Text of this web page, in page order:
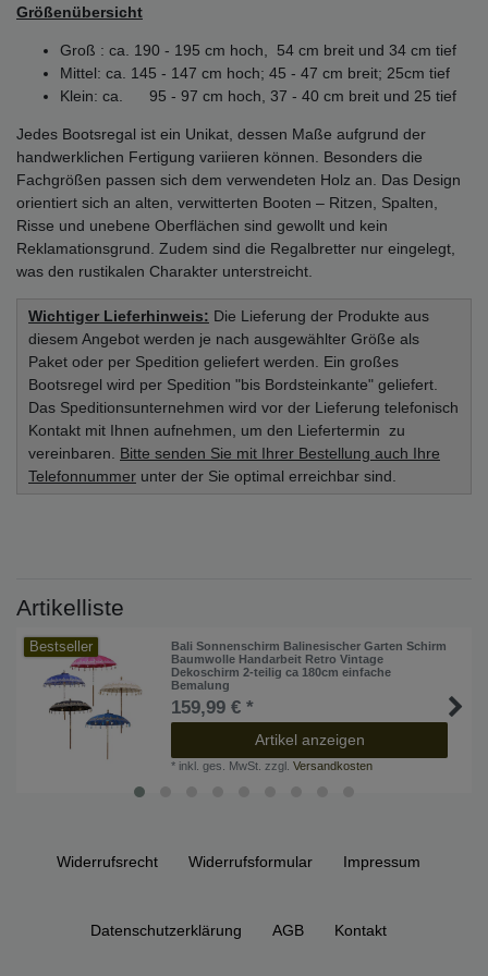
Größenübersicht
Groß : ca. 190 - 195 cm hoch, 54 cm breit und 34 cm tief
Mittel: ca. 145 - 147 cm hoch; 45 - 47 cm breit; 25cm tief
Klein: ca. 95 - 97 cm hoch, 37 - 40 cm breit und 25 tief
Jedes Bootsregal ist ein Unikat, dessen Maße aufgrund der
handwerklichen Fertigung variieren können. Besonders die
Fachgrößen passen sich dem verwendeten Holz an. Das Design
orientiert sich an alten, verwitterten Booten – Ritzen, Spalten,
Risse und unebene Oberflächen sind gewollt und kein
Reklamationsgrund. Zudem sind die Regalbretter nur eingelegt,
was den rustikalen Charakter unterstreicht.
Wichtiger Lieferhinweis: Die Lieferung der Produkte aus
diesem Angebot werden je nach ausgewählter Größe als
Paket oder per Spedition geliefert werden. Ein großes
Bootsregel wird per Spedition "bis Bordsteinkante" geliefert.
Das Speditionsunternehmen wird vor der Lieferung telefonisch
Kontakt mit Ihnen aufnehmen, um den Liefertermin zu
vereinbaren. Bitte senden Sie mit Ihrer Bestellung auch Ihre
Telefonnummer unter der Sie optimal erreichbar sind.
Artikelliste
Bestseller
Bali Sonnenschirm Balinesischer Garten Schirm
Baumwolle Handarbeit Retro Vintage
Dekoschirm 2-teilig ca 180cm einfache
Bemalung
159,99 € *
Artikel anzeigen
* inkl. ges. MwSt. zzgl.Versandkosten
Widerrufs­recht Widerrufs­formular Impressum
Daten­schutz­erklärung AGB Kontakt